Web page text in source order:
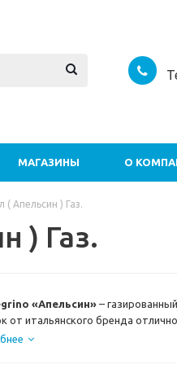
МАГАЗИНЫ О
( Апельсин ) Газ.
) Газ.
«Апельсин» –
от итальянского бренда
трапез, праздничных